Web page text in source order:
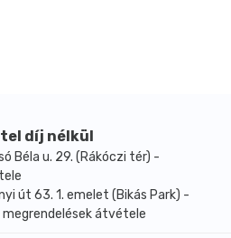
díj nélkül
Béla u. 29. (Rákóczi tér) -
út 63. 1. emelet (Bikás Park) -
megrendelések átvétele